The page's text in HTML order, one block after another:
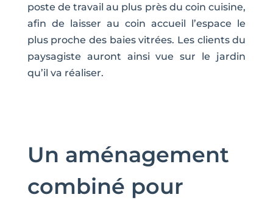
poste de travail au plus près du coin cuisine,
afin de laisser au coin accueil l’espace le
plus proche des baies vitrées. Les clients du
paysagiste auront ainsi vue sur le jardin
qu’il va réaliser.
Un aménagement
combiné pour